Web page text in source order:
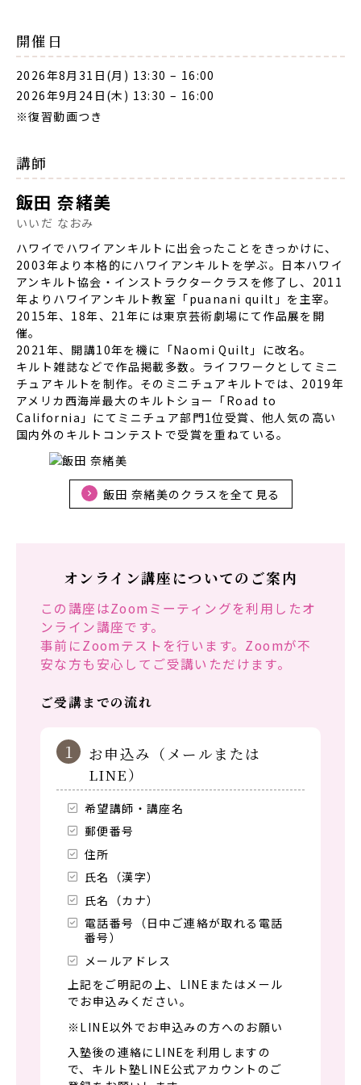
開催日
2026年8月31日(月) 13:30 – 16:00
2026年9月24日(木) 13:30 – 16:00
※復習動画つき
講師
飯田 奈緒美
いいだ なおみ
ハワイでハワイアンキルトに出会ったことをきっかけに、
2003年より本格的にハワイアンキルトを学ぶ。日本ハワイ
アンキルト協会・インストラクタークラスを修了し、2011
年よりハワイアンキルト教室「puanani quilt」を主宰。
2015年、18年、21年には東京芸術劇場にて作品展を開
催。
2021年、開講10年を機に「Naomi Quilt」に改名。
キルト雑誌などで作品掲載多数。ライフワークとしてミニ
チュアキルトを制作。そのミニチュアキルトでは、2019年
アメリカ西海岸最大のキルトショー「Road to
California」にてミニチュア部門1位受賞、他人気の高い
国内外のキルトコンテストで受賞を重ねている。
飯田 奈緒美のクラスを全て見る
オンライン講座についてのご案内
この講座はZoomミーティングを利用したオ
ンライン講座です。
事前にZoomテストを行います。Zoomが不
安な方も安心してご受講いただけます。
ご受講までの流れ
1
お申込み（メールまたは
LINE）
希望講師・講座名
郵便番号
住所
氏名（漢字）
氏名（カナ）
電話番号（日中ご連絡が取れる電話
番号）
メールアドレス
上記をご明記の上、LINEまたはメール
でお申込みください。
※LINE以外でお申込みの方へのお願い
入塾後の連絡にLINEを利用しますの
で、キルト塾LINE公式アカウントのご